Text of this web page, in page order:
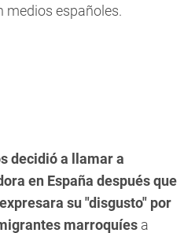
medios españoles.
decidió a llamar a
en España después que
su "disgusto" por
marroquíes a